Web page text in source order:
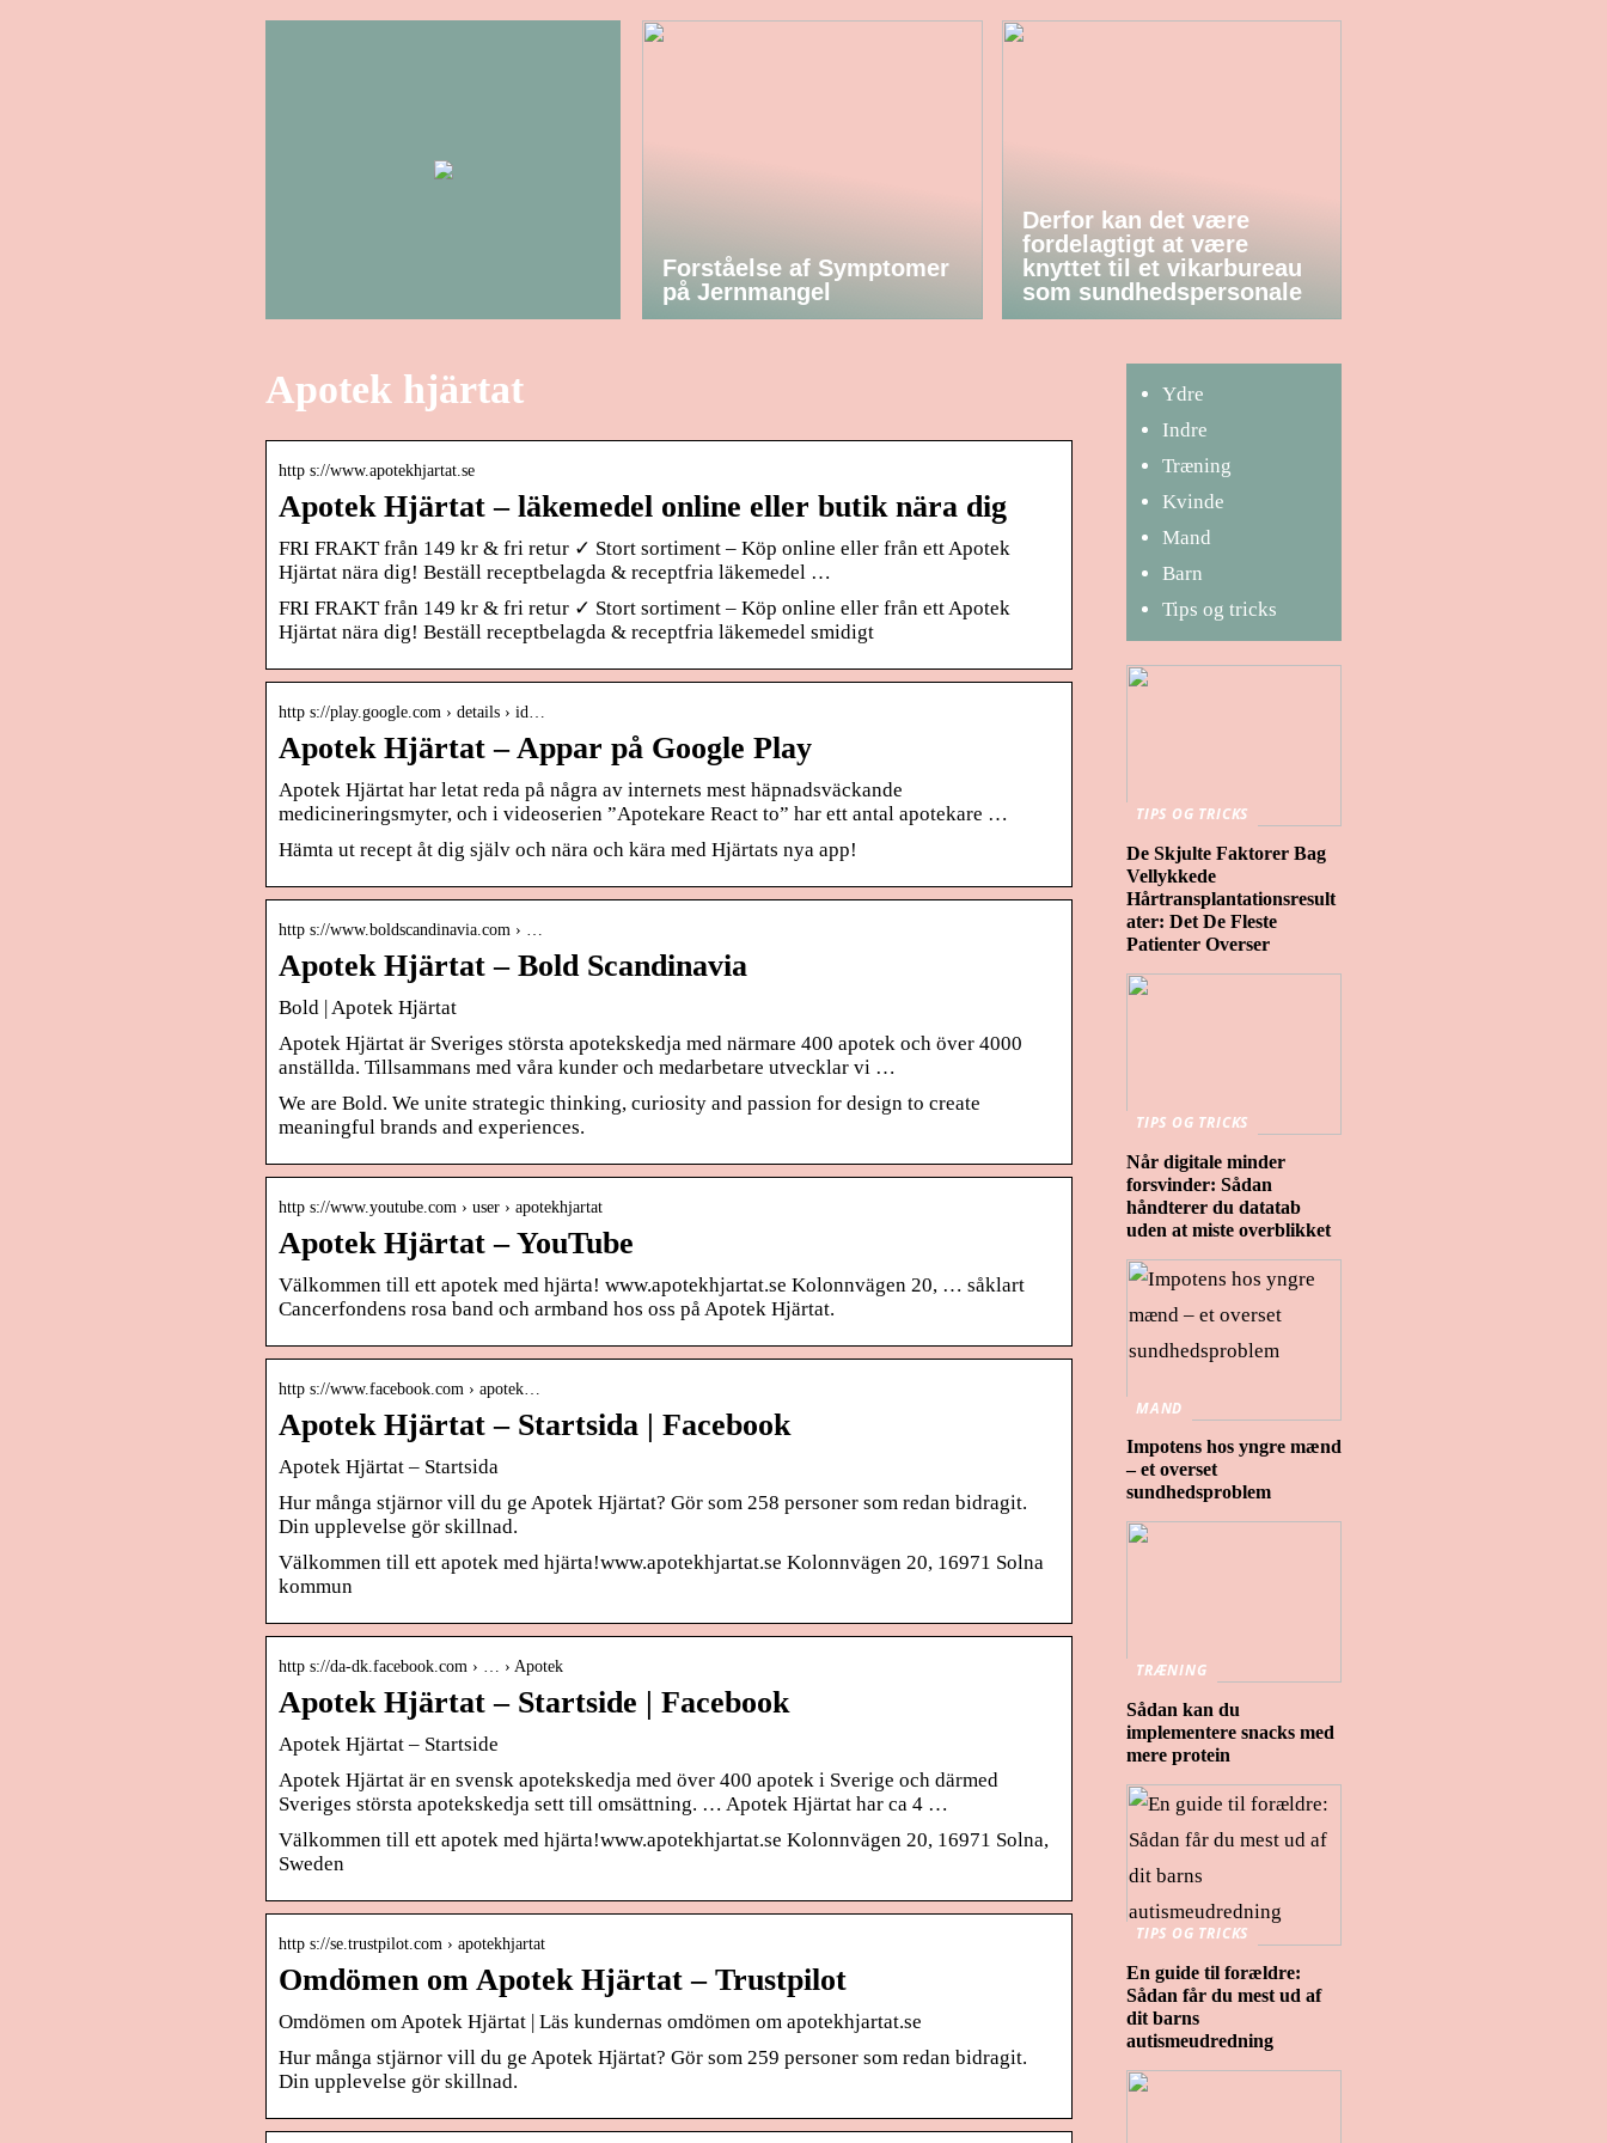
Forståelse af Symptomer
på Jernmangel
Derfor kan det være
fordelagtigt at være
knyttet til et vikarbureau
som sundhedspersonale
Apotek hjärtat
http s://www.apotekhjartat.se
Apotek Hjärtat – läkemedel online eller butik nära dig
FRI FRAKT från 149 kr & fri retur ✓ Stort sortiment – Köp online eller från ett Apotek
Hjärtat nära dig! Beställ receptbelagda & receptfria läkemedel …
FRI FRAKT från 149 kr & fri retur ✓ Stort sortiment – Köp online eller från ett Apotek
Hjärtat nära dig! Beställ receptbelagda & receptfria läkemedel smidigt
http s://play.google.com › details › id…
Apotek Hjärtat – Appar på Google Play
Apotek Hjärtat har letat reda på några av internets mest häpnadsväckande
medicineringsmyter, och i videoserien ”Apotekare React to” har ett antal apotekare …
Hämta ut recept åt dig själv och nära och kära med Hjärtats nya app!
http s://www.boldscandinavia.com › …
Apotek Hjärtat – Bold Scandinavia
Bold | Apotek Hjärtat
Apotek Hjärtat är Sveriges största apotekskedja med närmare 400 apotek och över 4000
anställda. Tillsammans med våra kunder och medarbetare utvecklar vi …
We are Bold. We unite strategic thinking, curiosity and passion for design to create
meaningful brands and experiences.
http s://www.youtube.com › user › apotekhjartat
Apotek Hjärtat – YouTube
Välkommen till ett apotek med hjärta! www.apotekhjartat.se Kolonnvägen 20, … såklart
Cancerfondens rosa band och armband hos oss på Apotek Hjärtat.
http s://www.facebook.com › apotek…
Apotek Hjärtat – Startsida | Facebook
Apotek Hjärtat – Startsida
Hur många stjärnor vill du ge Apotek Hjärtat? Gör som 258 personer som redan bidragit.
Din upplevelse gör skillnad.
Välkommen till ett apotek med hjärta!www.apotekhjartat.se Kolonnvägen 20, 16971 Solna
kommun
http s://da-dk.facebook.com › … › Apotek
Apotek Hjärtat – Startside | Facebook
Apotek Hjärtat – Startside
Apotek Hjärtat är en svensk apotekskedja med över 400 apotek i Sverige och därmed
Sveriges största apotekskedja sett till omsättning. … Apotek Hjärtat har ca 4 …
Välkommen till ett apotek med hjärta!www.apotekhjartat.se Kolonnvägen 20, 16971 Solna,
Sweden
http s://se.trustpilot.com › apotekhjartat
Omdömen om Apotek Hjärtat – Trustpilot
Omdömen om Apotek Hjärtat | Läs kundernas omdömen om apotekhjartat.se
Hur många stjärnor vill du ge Apotek Hjärtat? Gör som 259 personer som redan bidragit.
Din upplevelse gör skillnad.
Ydre
Indre
Træning
Kvinde
Mand
Barn
Tips og tricks
TIPS OG TRICKS
De Skjulte Faktorer Bag
Vellykkede
Hårtransplantationsresult
ater: Det De Fleste
Patienter Overser
TIPS OG TRICKS
Når digitale minder
forsvinder: Sådan
håndterer du datatab
uden at miste overblikket
MAND
Impotens hos yngre mænd
– et overset
sundhedsproblem
TRÆNING
Sådan kan du
implementere snacks med
mere protein
TIPS OG TRICKS
En guide til forældre:
Sådan får du mest ud af
dit barns
autismeudredning